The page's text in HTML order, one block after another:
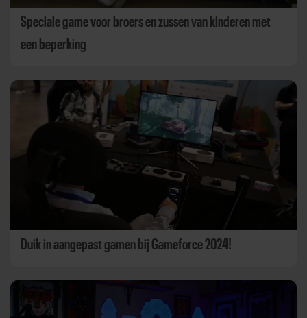
Speciale game voor broers en zussen van kinderen met
een beperking
Duik in aangepast gamen bij Gameforce 2024!